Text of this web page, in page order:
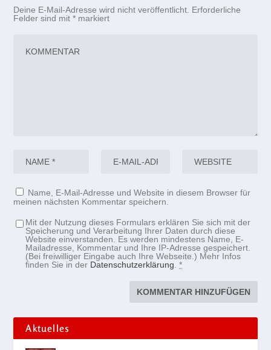
Deine E-Mail-Adresse wird nicht veröffentlicht. Erforderliche
Felder sind mit* markiert
Name, E-Mail-Adresse und Website in diesem Browser für
meinen nächsten Kommentar speichern.
Mit der Nutzung dieses Formulars erklären Sie sich mit der
Speicherung und Verarbeitung Ihrer Daten durch diese
Website einverstanden. Es werden mindestens Name, E-
Mailadresse, Kommentar und Ihre IP-Adresse gespeichert.
(Bei freiwilliger Eingabe auch Ihre Webseite.) Mehr Infos
finden Sie in der Datenschutzerklärung .*
Aktuelles